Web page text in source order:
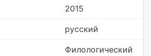
2015
русский
Филологический